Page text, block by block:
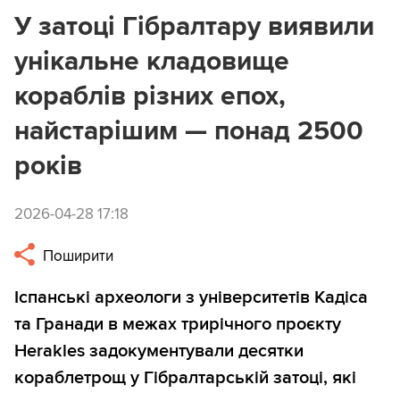
У затоці Гібралтару виявили
унікальне кладовище
кораблів різних епох,
найстарішим — понад 2500
років
2026-04-28 17:18
Поширити
Іспанські археологи з університетів Кадіса
та Гранади в межах трирічного проєкту
Herakles задокументували десятки
кораблетрощ у Гібралтарській затоці, які